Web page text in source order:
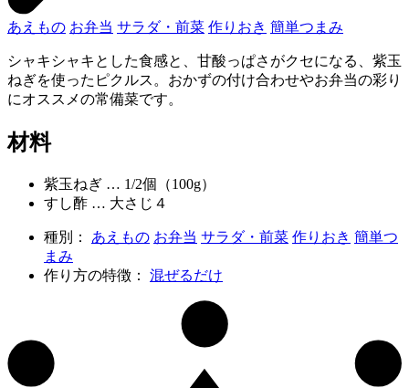
あえもの お弁当 サラダ・前菜 作りおき 簡単つまみ
シャキシャキとした食感と、甘酸っぱさがクセになる、紫玉
ねぎを使ったピクルス。おかずの付け合わせやお弁当の彩り
にオススメの常備菜です。
材料
紫玉ねぎ … 1/2個（100g）
すし酢 … 大さじ４
種別： あえもの お弁当 サラダ・前菜 作りおき 簡単つ
まみ
作り方の特徴： 混ぜるだけ